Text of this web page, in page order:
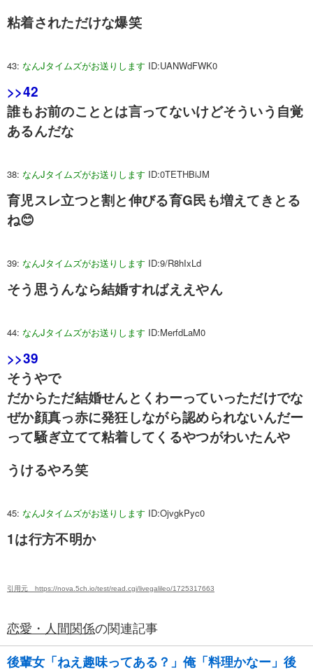
粘着されただけな爆笑
43: なんJタイムズがお送りします ID:UANWdFWK0
>>42
誰もお前のこととは言ってないけどそういう自覚
あるんだな
38: なんJタイムズがお送りします ID:0TETHBiJM
育児スレ立つと割と伸びる育G民も増えてきとる
ね😊
39: なんJタイムズがお送りします ID:9/R8hIxLd
そう思うんなら結婚すればええやん
44: なんJタイムズがお送りします ID:MerfdLaM0
>>39
そうやで
だからただ結婚せんとくわーっていっただけでな
ぜか顔真っ赤に発狂しながら認められないんだー
って騒ぎ立てて粘着してくるやつがわいたんや
うけるやろ笑
45: なんJタイムズがお送りします ID:OjvgkPyc0
1は行方不明か
引用元 https://nova.5ch.io/test/read.cgi/livegalileo/1725317663
恋愛・人間関係の関連記事
後輩女「ねえ趣味ってある？」俺「料理かなー」後